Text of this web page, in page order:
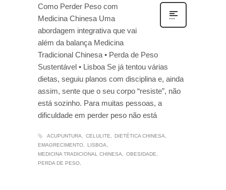
Como Perder Peso com
Medicina Chinesa Uma
abordagem integrativa que vai
além da balança Medicina
Tradicional Chinesa • Perda de Peso
Sustentável • Lisboa Se já tentou várias
dietas, seguiu planos com disciplina e, ainda
assim, sente que o seu corpo “resiste”, não
está sozinho. Para muitas pessoas, a
dificuldade em perder peso não está
ACUPUNTURA CELULITE
DIETÉTICA CHINESA
EMAGRECIMENTO
LISBOA
MEDICINA TRADICIONAL CHINESA
OBESIDADE
PERDA DE PESO